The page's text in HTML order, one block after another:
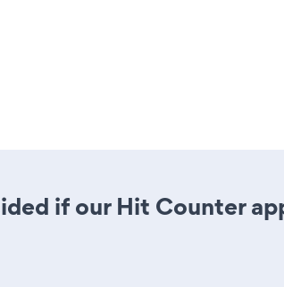
if our Hit Counter